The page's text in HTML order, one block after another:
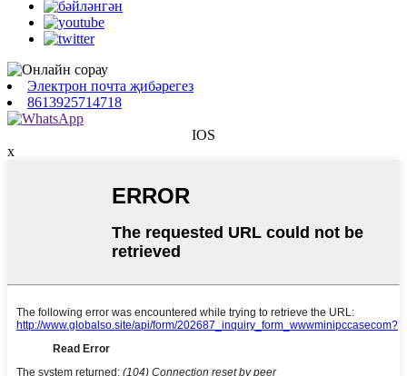
Электрон почта җибәрегез
8613925714718
IOS
x